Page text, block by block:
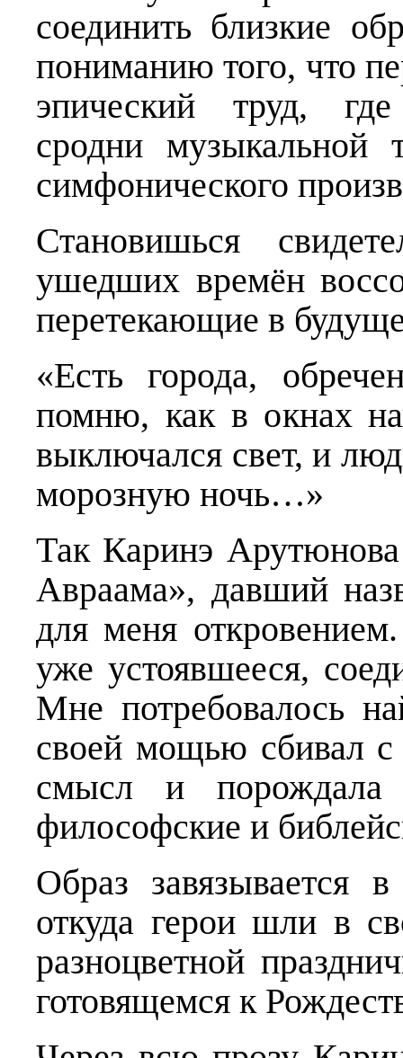
соединить близкие
пониманию того, что
эпический труд, где
сродни музыкальной
симфонического
Становишься
ушедших времён
перетекающие в
«Есть города,
помню, как в окнах
выключался свет, и
морозную ночь…»
Так Каринэ Арутюнова
Авраама», давший
для меня
уже устоявшееся,
Мне потребовалось
своей мощью сбивал с
смысл и порождала
философские и
Образ завязывается
откуда герои шли в
разноцветной
готовящемся к